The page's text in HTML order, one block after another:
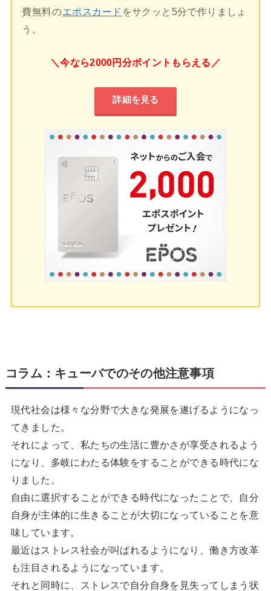
費無料のエポスカード をサクッと5分で作りましょ
う。
＼今なら2000円分ポイントもらえる／
詳細を見る
コラム：キューバでのその他注意事項
現代社会は様々な分野で大きな発展を遂げるようになっ
てきました。
それによって、私たちの生活に豊かさが享受されるよう
になり、多岐にわたる体験をすることができる時代にな
りました。
自由に選択することができる時代になったことで、自分
自身が主体的に生きることが大切になっていることを意
味しています。
最近はストレス社会が叫ばれるようになり、働き方改革
も注目されるようになっています。
それと同時に、ストレスで自分自身を見失ってしまう状